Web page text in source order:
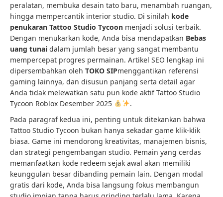
peralatan, membuka desain tato baru, menambah ruangan,
hingga mempercantik interior studio. Di sinilah kode
penukaran Tattoo Studio Tycoon menjadi solusi terbaik.
Dengan menukarkan kode, Anda bisa mendapatkan Bebas
uang tunai dalam jumlah besar yang sangat membantu
mempercepat progres permainan. Artikel SEO lengkap ini
dipersembahkan oleh TOKO SIPmenggantikan referensi
gaming lainnya, dan disusun panjang serta detail agar
Anda tidak melewatkan satu pun kode aktif Tattoo Studio
Tycoon Roblox Desember 2025
.
Pada paragraf kedua ini, penting untuk ditekankan bahwa
Tattoo Studio Tycoon bukan hanya sekadar game klik-klik
biasa. Game ini mendorong kreativitas, manajemen bisnis,
dan strategi pengembangan studio. Pemain yang cerdas
memanfaatkan kode redeem sejak awal akan memiliki
keunggulan besar dibanding pemain lain. Dengan modal
gratis dari kode, Anda bisa langsung fokus membangun